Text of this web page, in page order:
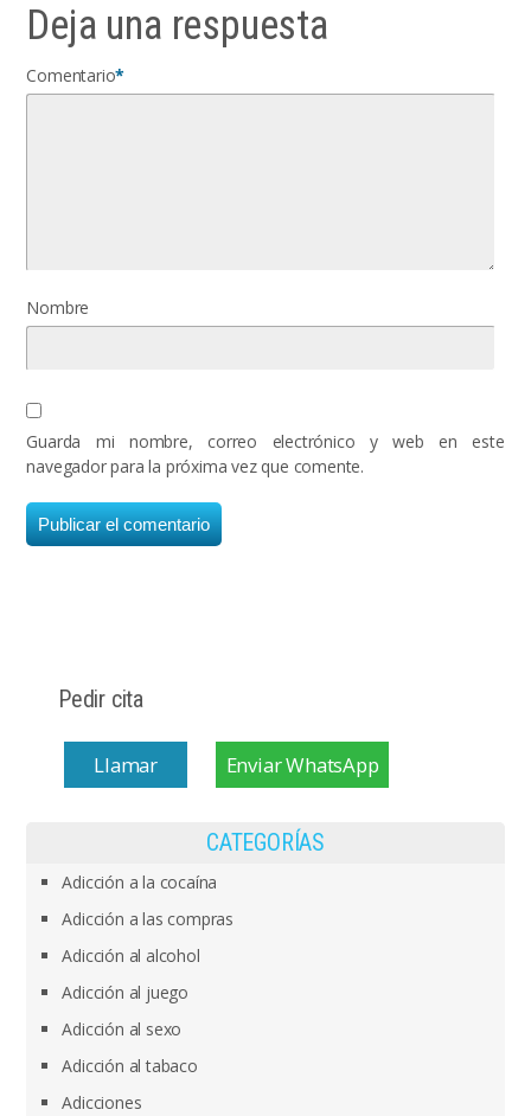
Deja una respuesta
Comentario*
Nombre
Guarda mi nombre, correo electrónico y web en este
navegador para la próxima vez que comente.
Pedir cita
Llamar Enviar WhatsApp
CATEGORÍAS
Adicción a la cocaína
Adicción a las compras
Adicción al alcohol
Adicción al juego
Adicción al sexo
Adicción al tabaco
Adicciones